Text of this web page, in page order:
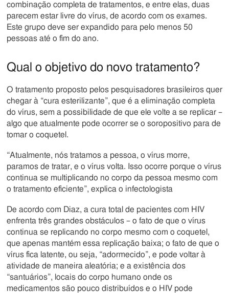
combinação completa de tratamentos, e entre elas, duas
parecem estar livre do vírus, de acordo com os exames.
Este grupo deve ser expandido para pelo menos 50
pessoas até o fim do ano.
Qual o objetivo do novo tratamento?
O tratamento proposto pelos pesquisadores brasileiros quer
chegar à “cura esterilizante”, que é a eliminação completa
do vírus, sem a possibilidade de que ele volte a se replicar –
algo que atualmente pode ocorrer se o soropositivo para de
tomar o coquetel.
“Atualmente, nós tratamos a pessoa, o vírus morre,
paramos de tratar, e o vírus volta. Isso ocorre porque o vírus
continua se multiplicando no corpo da pessoa mesmo com
o tratamento eficiente”, explica o infectologista
De acordo com Diaz, a cura total de pacientes com HIV
enfrenta três grandes obstáculos – o fato de que o vírus
continua se replicando no corpo mesmo com o coquetel,
que apenas mantém essa replicação baixa; o fato de que o
vírus fica latente, ou seja, “adormecido”, e pode voltar à
atividade de maneira aleatória; e a existência dos
“santuários”, locais do corpo humano onde os
medicamentos são pouco distribuídos e o HIV pode